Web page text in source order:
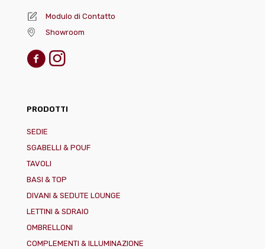
Modulo di Contatto
Showroom
PRODOTTI
SEDIE
SGABELLI & POUF
TAVOLI
BASI & TOP
DIVANI & SEDUTE LOUNGE
LETTINI & SDRAIO
OMBRELLONI
COMPLEMENTI & ILLUMINAZIONE